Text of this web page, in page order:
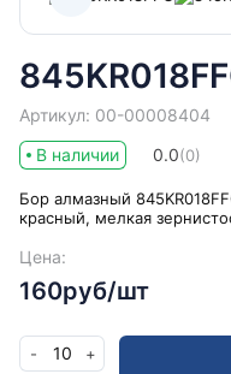
Артикул: 00-00008404
В наличии
0.0(0)
Бор алмазный
красный, мелкая
Цена:
160руб/шт
- 10 +